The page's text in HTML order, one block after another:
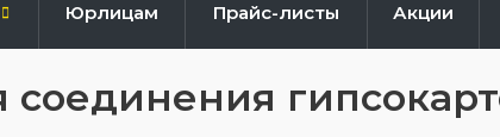
Юрлицам Прайс-листы Акции
соединения